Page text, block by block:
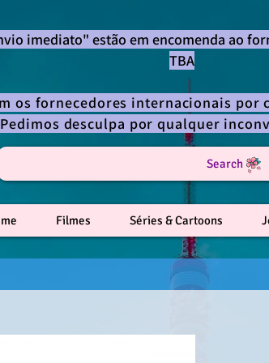
imediato" estão em encomenda ao
TBA
os fornecedores internacionais
desculpa por qualquer
Search
Filmes Séries & Cartoons